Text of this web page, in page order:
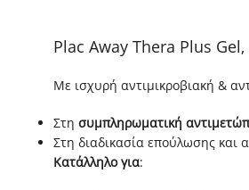
Plac Away Thera Plus Gel,
Mε ισχυρή αντιμικροβιακή &
Στη συμπληρωματική
Στη διαδικασία επούλωσης και
Κατάλληλο για: